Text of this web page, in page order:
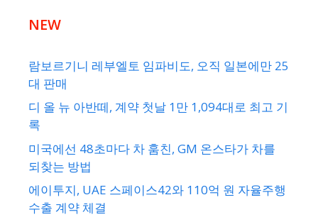
NEW
람보르기니 레부엘토 임파비도, 오직 일본에만 25
대 판매
디 올 뉴 아반떼, 계약 첫날 1만 1,094대로 최고 기
록
미국에선 48초마다 차 훔친, GM 온스타가 차를
되찾는 방법
에이투지, UAE 스페이스42와 110억 원 자율주행
수출 계약 체결